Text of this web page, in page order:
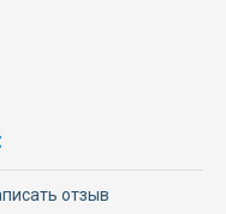
отзыв